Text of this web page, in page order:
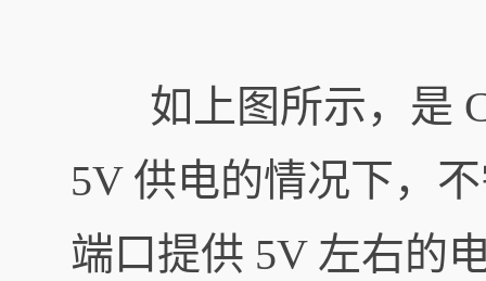
如上图所示，是
5V 供电的情况下，
端口提供 5V 左右的